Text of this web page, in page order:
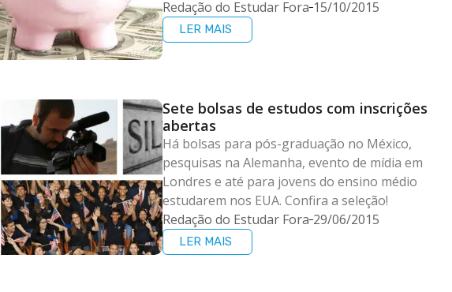
Redação do Estudar Fora 15/10/2015
LER MAIS
Sete bolsas de estudos com inscrições
abertas
Há bolsas para pós-graduação no México,
pesquisas na Alemanha, evento de mídia em
Londres e até para jovens do ensino médio
estudarem nos EUA. Confira a seleção!
Redação do Estudar Fora 29/06/2015
LER MAIS